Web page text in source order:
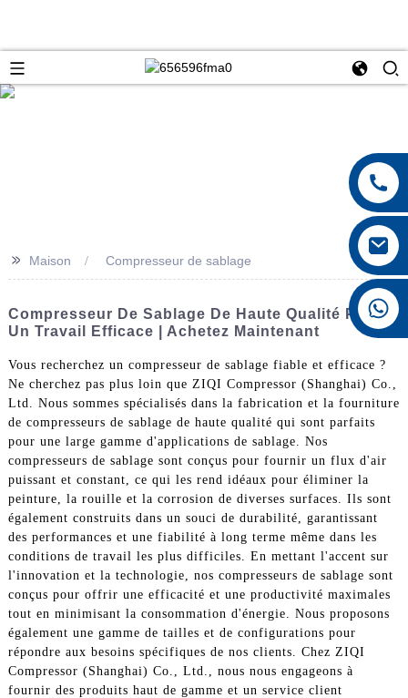
>> Maison Compresseur de sablage
Compresseur De Sablage De Haute Qualité Pour
Un Travail Efficace | Achetez Maintenant
Vous recherchez un compresseur de sablage fiable et efficace ?
Ne cherchez pas plus loin que ZIQI Compressor (Shanghai) Co.,
Ltd. Nous sommes spécialisés dans la fabrication et la fourniture
de compresseurs de sablage de haute qualité qui sont parfaits
pour une large gamme d'applications de sablage. Nos
compresseurs de sablage sont conçus pour fournir un flux d'air
puissant et constant, ce qui les rend idéaux pour éliminer la
peinture, la rouille et la corrosion de diverses surfaces. Ils sont
également construits dans un souci de durabilité, garantissant
des performances et une fiabilité à long terme même dans les
conditions de travail les plus difficiles. En mettant l'accent sur
l'innovation et la technologie, nos compresseurs de sablage sont
conçus pour offrir une efficacité et une productivité maximales
tout en minimisant la consommation d'énergie. Nous proposons
également une gamme de tailles et de configurations pour
répondre aux besoins spécifiques de nos clients. Chez ZIQI
Compressor (Shanghai) Co., Ltd., nous nous engageons à
fournir des produits haut de gamme et un service client